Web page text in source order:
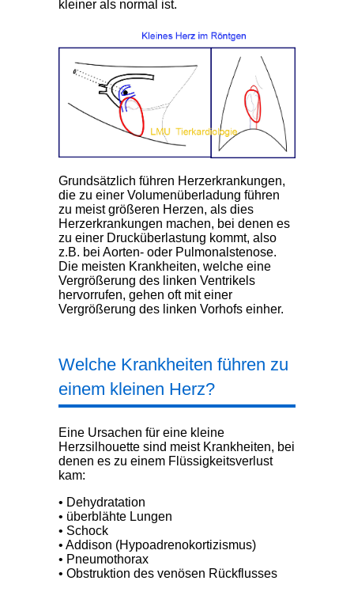
kleiner als normal ist.
Grundsätzlich führen Herzerkrankungen,
die zu einer Volumenüberladung führen
zu meist größeren Herzen, als dies
Herzerkrankungen machen, bei denen es
zu einer Drucküberlastung kommt, also
z.B. bei Aorten- oder Pulmonalstenose.
Die meisten Krankheiten, welche eine
Vergrößerung des linken Ventrikels
hervorrufen, gehen oft mit einer
Vergrößerung des linken Vorhofs einher.
Welche Krankheiten führen zu
einem kleinen Herz?
Eine Ursachen für eine kleine
Herzsilhouette sind meist Krankheiten, bei
denen es zu einem Flüssigkeitsverlust
kam:
• Dehydratation
• überblähte Lungen
• Schock
• Addison (Hypoadrenokortizismus)
• Pneumothorax
• Obstruktion des venösen Rückflusses